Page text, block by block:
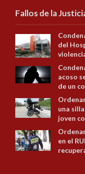
Fallos de la
del
acoso
de un
una
joven
en el